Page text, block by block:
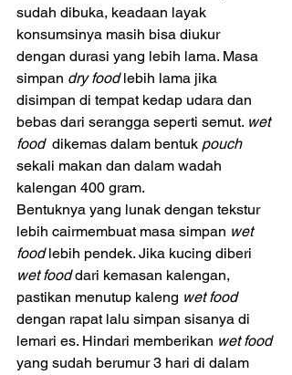
sudah dibuka, keadaan layak
konsumsinya masih bisa diukur
dengan durasi yang lebih lama. Masa
simpan dry food lebih lama jika
disimpan di tempat kedap udara dan
bebas dari serangga seperti semut. wet
food dikemas dalam bentuk pouch
sekali makan dan dalam wadah
kalengan 400 gram.
Bentuknya yang lunak dengan tekstur
lebih cairmembuat masa simpan wet
food lebih pendek. Jika kucing diberi
wet food dari kemasan kalengan,
pastikan menutup kaleng wet food
dengan rapat lalu simpan sisanya di
lemari es. Hindari memberikan wet food
yang sudah berumur 3 hari di dalam